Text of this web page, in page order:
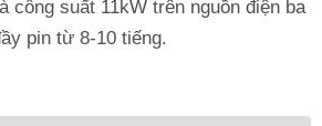
công suất 11kW trên nguồn điện ba
pin từ 8-10 tiếng.